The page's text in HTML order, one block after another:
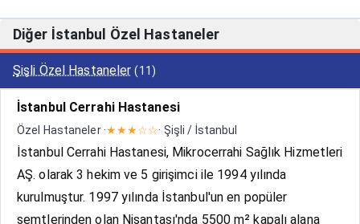
Diğer İstanbul Özel Hastaneler
Şişli Özel Hastaneler (11)
İstanbul Cerrahi Hastanesi
Özel Hastaneler ·★★★☆☆· Şişli / İstanbul
İstanbul Cerrahi Hastanesi, Mikrocerrahi Sağlık Hizmetleri
AŞ. olarak 3 hekim ve 5 girişimci ile 1994 yılında
kurulmuştur. 1997 yılında İstanbul'un en popüler
semtlerinden olan Nişantaşı'nda 5500 m² kapalı alana